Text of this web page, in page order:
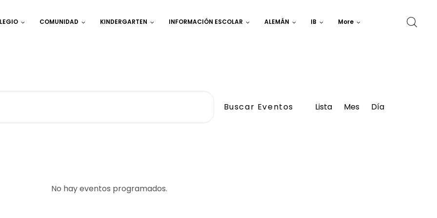
COMUNIDAD KINDERGARTEN INFORMACIÓN ESCOLAR ALEMÁN IB More
No hay eventos programados.
Buscar Eventos
de
Lista Mes Día